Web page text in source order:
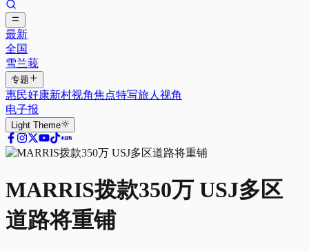
最新
全国
雪兰莪
专题
惠民好康新村视角焦点特写旅人视角
电子报
Light Theme
MARRIS拨款350万 USJ多区
道路将重铺